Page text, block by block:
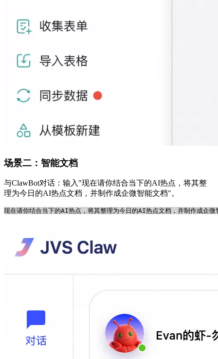
场景二：智能文档
与ClawBot对话：输入"现在请你结合当下的AI热点，将其整
理为今日的AI热点文档，并制作成企微智能文档"。